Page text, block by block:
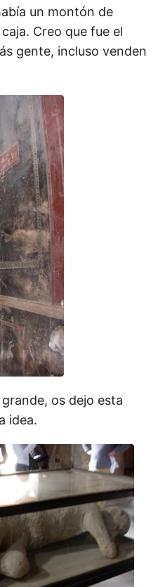
un montón de
Creo que fue el
gente, incluso venden
os dejo esta
idea.